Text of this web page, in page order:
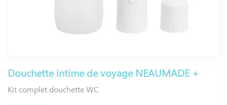
Douchette intime de voyage NEAUMADE +
Kit complet douchette WC